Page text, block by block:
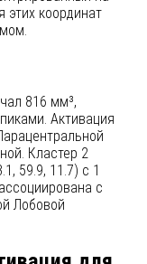
этих координат
816 мм³,
Активация
Кластер 2
59.9, 11.7) с 1
с
Лобовой